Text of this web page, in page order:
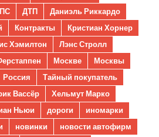
ДТП
Даниэль Риккардо
Контракты
Кристиан Хорнер
Хэмилтон
Лэнс Стролл
Москве
Москвы
Россия
Тайный покупатель
Вассёр
Хельмут Марко
Ньюи дороги
иномарки
новинки
новости автофирм